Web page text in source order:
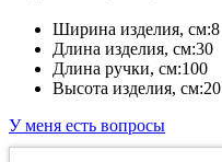
Высота изделия, см:20
Длина ручки, см:100
Длина изделия, см:30
Ширина изделия, см:8
У меня есть вопросы